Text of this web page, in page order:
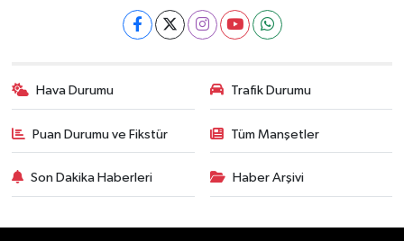
Hava Durumu Trafik Durumu
Puan Durumu ve Fikstür Tüm Manşetler
Son Dakika Haberleri Haber Arşivi